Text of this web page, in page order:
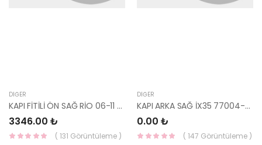
DIĞER
KAPI FİTİLİ ÖN SAĞ RİO 06-11 82140-1G000-HMC
3346.00 ₺
( 131 Görüntüleme )
DIĞER
KAPI ARKA SAĞ İX35 77004-2S040-YS
0.00 ₺
( 147 Görüntüleme )